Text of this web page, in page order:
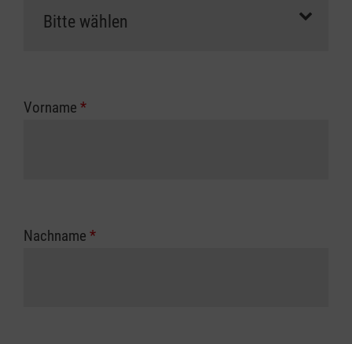
Vorname *
Nachname *